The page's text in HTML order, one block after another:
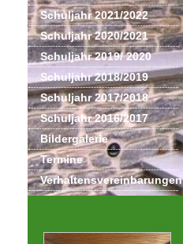
Schuljahr 2021/2022
Schuljahr 2020/2021
Schuljahr 2019/ 2020
Schuljahr 2018/2019
Schuljahr 2017/2018
Schuljahr 2016/2017
Bildergalerie
Termine
Verhaltensvereinbarungen